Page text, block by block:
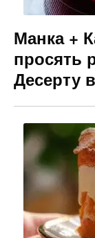
Манка +
просять
Десерту